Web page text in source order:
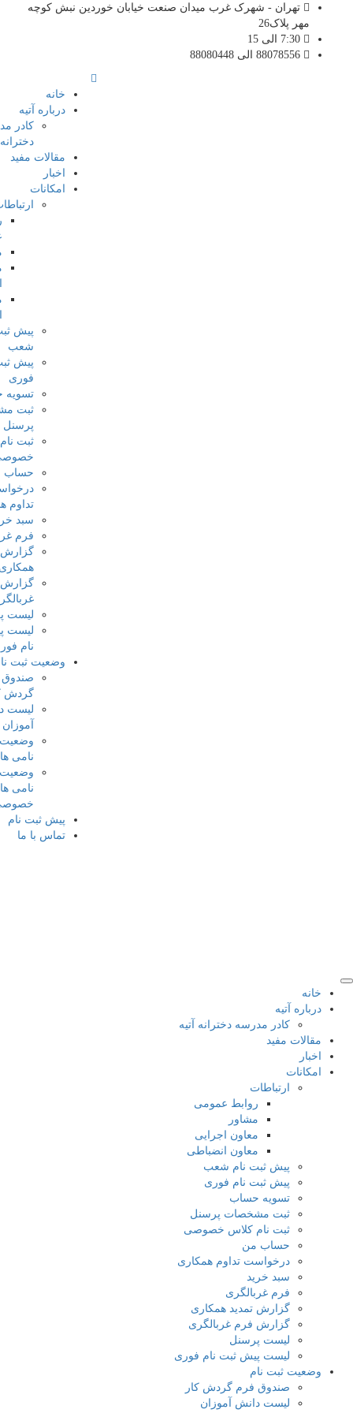
تهران - شهرک غرب میدان صنعت خیابان خوردین نبش کوچه
مهر پلاک26
7:30 الی 15
88078556 الی 88080448
درباره آتیه
کادر مدرسه
دخترانه آتیه
مقالات مفید
امکانات
ارتباطات
روابط
مشاور
معاون
معاون
پیش ثبت نام
پیش ثبت نام
تسویه حساب
ثبت مشخصات
ثبت نام کلاس
خصوصی
حساب من
درخواست
تداوم همکاری
سبد خرید
فرم غربالگری
گزارش تمدید
گزارش فرم
غربالگری
لیست پرسنل
لیست پیش ثبت
نام فوری
وضعیت ثبت نام
صندوق فرم
گردش کار
لیست دانش
وضعیت ثبت
وضعیت ثبت
نامی های کلاس
خصوصی
پیش ثبت نام
تماس با ما
آتیه
کادر مدرسه دخترانه آتیه
مفید
ارتباطات
روابط عمومی
مشاور
معاون اجرایی
معاون انضباطی
پیش ثبت نام شعب
پیش ثبت نام فوری
تسویه حساب
ثبت مشخصات پرسنل
ثبت نام کلاس خصوصی
حساب من
درخواست تداوم همکاری
سبد خرید
فرم غربالگری
گزارش تمدید همکاری
گزارش فرم غربالگری
لیست پرسنل
لیست پیش ثبت نام فوری
ثبت نام
صندوق فرم گردش کار
لیست دانش آموزان